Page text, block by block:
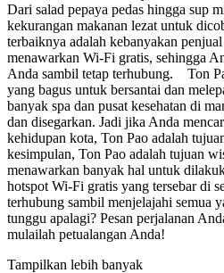
Dari salad pepaya pedas hingga sup
kekurangan makanan lezat untuk
terbaiknya adalah kebanyakan
menawarkan Wi-Fi gratis, sehingga
Anda sambil tetap terhubung. Ton
yang bagus untuk bersantai dan
banyak spa dan pusat kesehatan di
dan disegarkan. Jadi jika Anda
kehidupan kota, Ton Pao adalah
kesimpulan, Ton Pao adalah tujuan
menawarkan banyak hal untuk
hotspot Wi-Fi gratis yang tersebar di
terhubung sambil menjelajahi semua
tunggu apalagi? Pesan perjalanan
mulailah petualangan Anda!
Tampilkan lebih banyak